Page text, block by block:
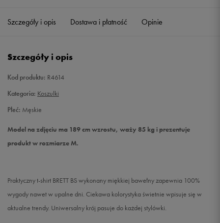
L Powiadom o dostępności
XXL
Szczegóły i opis Dostawa i płatność Opinie
Szczegóły i opis
Kod produktu: R4614
Kategoria: Koszulki
Płeć: Męskie
Model na zdjęciu ma 189 cm wzrostu, waży 85 kg i prezentuje
produkt w rozmiarze M.
Praktyczny t-shirt BRETT BS wykonany miękkiej bawełny zapewnia 100%
wygody nawet w upalne dni. Ciekawa kolorystyka świetnie wpisuje się w
aktualne trendy. Uniwersalny krój pasuje do każdej stylówki.